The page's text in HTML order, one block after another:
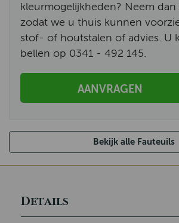
kleurmogelijkheden? Neem
zodat we u thuis kunnen
stof- of houtstalen of advies. U
bellen op 0341 - 492 145.
AANVRAGEN
Bekijk alle Fauteuils
Details